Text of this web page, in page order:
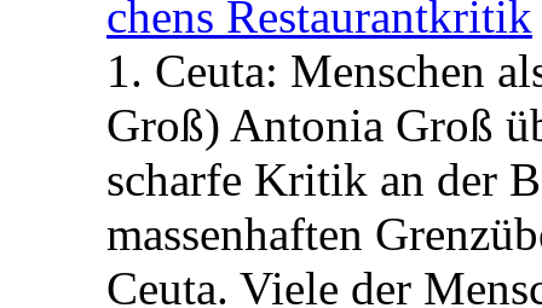
chens Restau­rant­kritik
1. Ceuta: Menschen
Groß) Antonia Groß
scharfe Kritik an der
massenhaften
Ceuta. Viele der